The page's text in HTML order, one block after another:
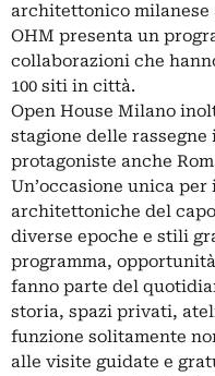
architettonico milanese
OHM presenta un
collaborazioni che
100 siti in città.
Open House Milano
stagione delle
protagoniste anche
Un’occasione unica
architettoniche del
diverse epoche e stili
programma,
fanno parte del
storia, spazi privati,
funzione solitamente
alle visite guidate e